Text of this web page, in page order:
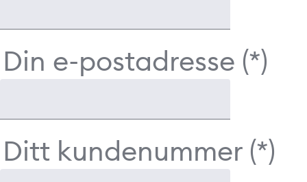
Din e-postadresse
Ditt kundenummer